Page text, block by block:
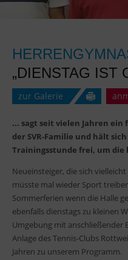
„DIENSTAG IST
zur Galerie
... sagt seit vielen Jahren
der SVR-Familie und hält
Trainingsstunde frei, um
Neueinsteiger, die sich
müsste mal wieder Sport
Sommerferien wenn die Halle
ebenfalls dienstags zu kleinen
Umgebung mit anschließender
Anlage des Tennis-Clubs
Jahren zu unserem Programm.